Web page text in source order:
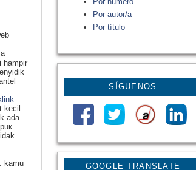
GOOGLE TRANSLATE
Por autor/a
Por título
SÍGUENOS
hampir
kecil.
ada
kamu